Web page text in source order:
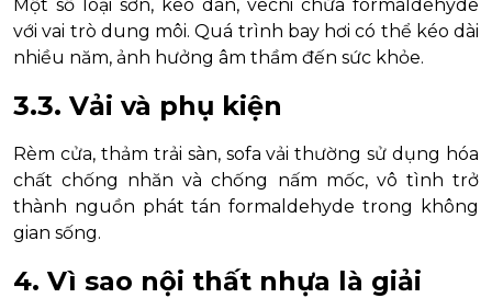
Một số loại sơn, keo dán, vecni chứa formaldehyde
với vai trò dung môi. Quá trình bay hơi có thể kéo dài
nhiều năm, ảnh hưởng âm thầm đến sức khỏe.
3.3. Vải và phụ kiện
Rèm cửa, thảm trải sàn, sofa vải thường sử dụng hóa
chất chống nhăn và chống nấm mốc, vô tình trở
thành nguồn phát tán formaldehyde trong không
gian sống.
4. Vì sao nội thất nhựa là giải